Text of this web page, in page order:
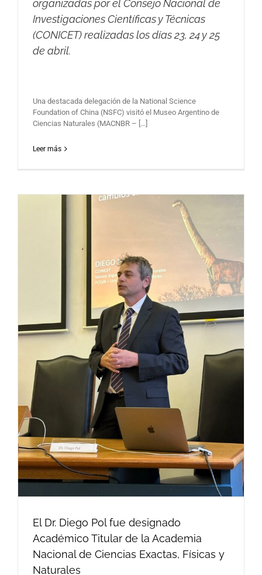
organizadas por el Consejo Nacional de
Investigaciones Científicas y Técnicas
(CONICET) realizadas los días 23, 24 y 25
de abril.
Una destacada delegación de la National Science
Foundation of China (NSFC) visitó el Museo Argentino de
Ciencias Naturales (MACNBR – […]
Leer más
El Dr. Diego Pol fue designado
Académico Titular de la Academia
Nacional de Ciencias Exactas, Físicas y
Naturales